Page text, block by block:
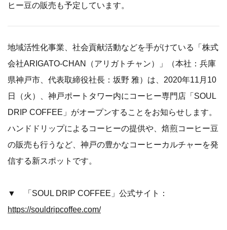
ヒー豆の販売も予定しています。
地域活性化事業、社会貢献活動などを手がけている「株式
会社ARIGATO-CHAN（アリガトチャン）」（本社：兵庫
県神戸市、代表取締役社長：坂野 雅）は、2020年11月10
日（火）、神戸ポートタワー内にコーヒー専門店「SOUL
DRIP COFFEE」がオープンすることをお知らせします。
ハンドドリップによるコーヒーの提供や、焙煎コーヒー豆
の販売も行うなど、神戸の豊かなコーヒーカルチャーを発
信する新スポットです。
▼ 「SOUL DRIP COFFEE」公式サイト：
https://souldripcoffee.com/